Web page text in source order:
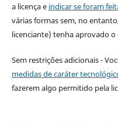
a licença e indicar se foram
várias formas sem, no
licenciante) tenha aprovado
Sem restrições adicionais -
medidas de caráter
fazerem algo permitido pela